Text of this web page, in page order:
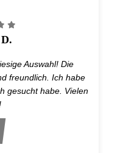
Auswahl! Die
freundlich. Ich habe
gesucht habe. Vielen